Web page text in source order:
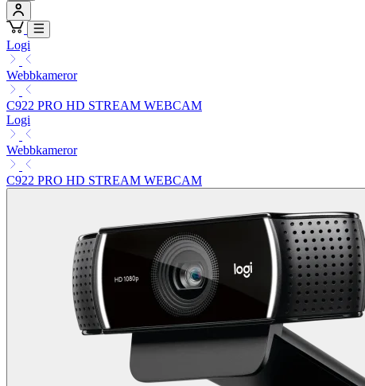
Logi
Webbkameror
C922 PRO HD STREAM WEBCAM
Logi
Webbkameror
C922 PRO HD STREAM WEBCAM